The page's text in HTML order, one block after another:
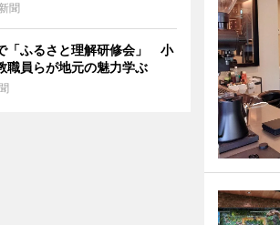
聞
「ふるさと理解研修会」 小
職員らが地元の魅力学ぶ